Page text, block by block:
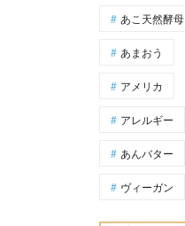
あこ天然酵母
あまおう
アメリカ
アレルギー
あんバター
ヴィーガン